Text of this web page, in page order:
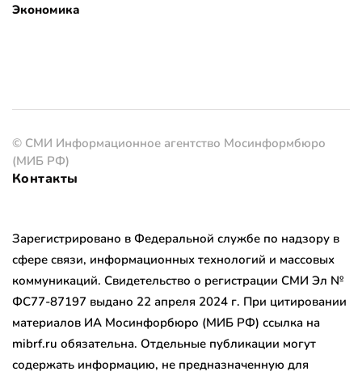
Экономика
© СМИ Информационное агентство Мосинформбюро
(МИБ РФ)
Контакты
Зарегистрировано в Федеральной службе по надзору в
сфере связи, информационных технологий и массовых
коммуникаций. Свидетельство о регистрации СМИ Эл №
ФС77-87197 выдано 22 апреля 2024 г. При цитировании
материалов ИА Мосинфорбюро (МИБ РФ) ссылка на
mibrf.ru обязательна. Отдельные публикации могут
содержать информацию, не предназначенную для